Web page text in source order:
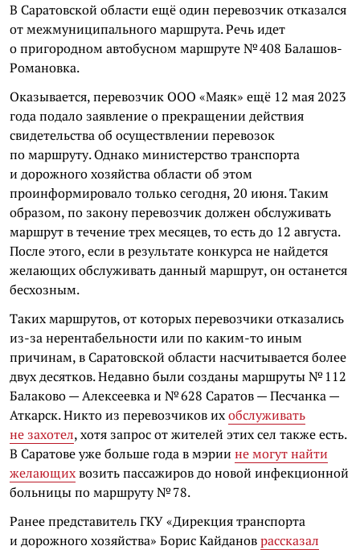
В Саратовской области ещё один перевозчик отказался
от межмуниципального маршрута. Речь идет
о пригородном автобусном маршруте № 408 Балашов-
Романовка.
Оказывается, перевозчик ООО «Маяк» ещё 12 мая 2023
года подало заявление о прекращении действия
свидетельства об осуществлении перевозок
по маршруту. Однако министерство транспорта
и дорожного хозяйства области об этом
проинформировало только сегодня, 20 июня. Таким
образом, по закону перевозчик должен обслуживать
маршрут в течение трех месяцев, то есть до 12 августа.
После этого, если в результате конкурса не найдется
желающих обслуживать данный маршрут, он останется
бесхозным.
Таких маршрутов, от которых перевозчики отказались
из-за нерентабельности или по каким-то иным
причинам, в Саратовской области насчитывается более
двух десятков. Недавно были созданы маршруты № 112
Балаково — Алексеевка и № 628 Саратов — Песчанка —
Аткарск. Никто из перевозчиков ихобслуживать
не захотел, хотя запрос от жителей этих сел также есть.
В Саратове уже больше года в мэрии не могут найти
желающихвозить пассажиров до новой инфекционной
больницы по маршруту № 78.
Ранее представитель ГКУ «Дирекция транспорта
и дорожного хозяйства» Борис Кайдановрассказал